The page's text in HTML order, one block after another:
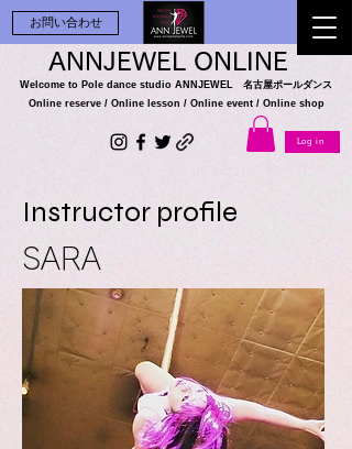
ANNJEWEL ONLINE
お問い合わせ
Welcome to Pole dance studio ANNJEWEL 名古屋ポールダンス
Online reserve / Online lesson / Online event / Online shop
Log in
Instructor profile
​SARA